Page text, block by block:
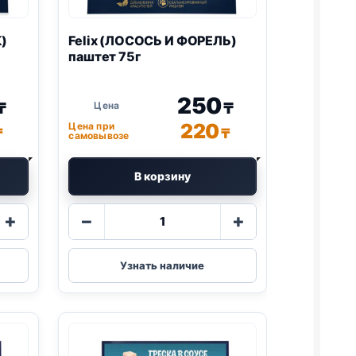
+
Felix(ЛОСОСЬ И ФОРЕЛЬ)
паштет 75г
250₸
Цена при
самовывозе
220₸
В корзину
−
товара
Felix
(ЛОСОСЬ
ФОРЕЛЬ)
паштет
+
Узнать наличие